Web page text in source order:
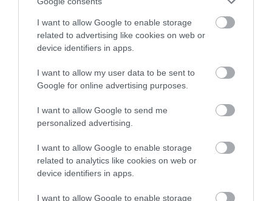
I want to allow Google to enable storage
related to advertising like cookies on web or
device identifiers in apps.
I want to allow my user data to be sent to
Google for online advertising purposes.
I want to allow Google to send me
personalized advertising.
I want to allow Google to enable storage
related to analytics like cookies on web or
device identifiers in apps.
I want to allow Google to enable storage
mellesleg egy…
Új SUV modellel bővül a Peugeot